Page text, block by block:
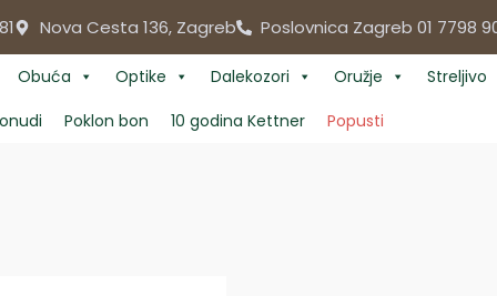
Nova Cesta 136, Zagreb Poslovnica Zagreb 01 7798
Obuća Optike Dalekozori Oružje Streljivo
Poklon bon 10 godina Kettner Popusti